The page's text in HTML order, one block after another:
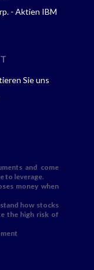
- Aktien IBM
Sie uns
and come
to leverage.
money when
how stocks
the high risk of